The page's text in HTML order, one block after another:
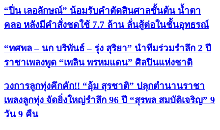
“ปิ่น เลอลักษณ์” น้อมรับคำตัดสินศาลชั้นต้น น้ำตา
คลอ หลังมีคำสั่งชดใช้ 7.7 ล้าน ลั่นสู้ต่อในชั้นอุทธรณ์
“ทศพล – นก บริพันธ์ – รุ่ง สุริยา” นำทีมร่วมรำลึก 2 ปี
ราชาเพลงพูด “เพลิน พรหมแดน” ศิลปินแห่งชาติ
วงการลูกทุ่งคึกคัก!! “อุ้ม สุรชาติ” ปลุกตำนานราชา
เพลงลูกทุ่ง จัดยิ่งใหญ่รำลึก 96 ปี “สุรพล สมบัติเจริญ” 9
วัน 9 คืน